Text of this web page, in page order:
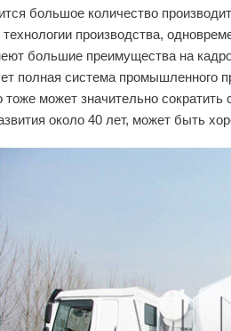
большое количество
производства,
большие преимущества на
полная система промышленного
может значительно
около 40 лет, может быть